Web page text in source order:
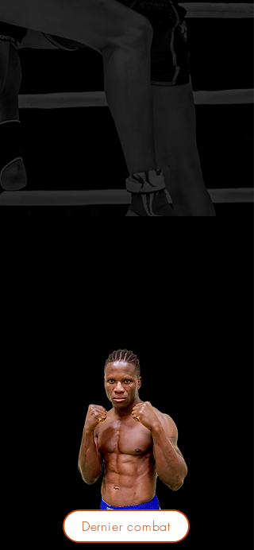
Dernier combat